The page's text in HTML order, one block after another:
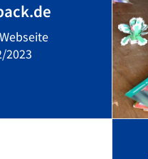
2023